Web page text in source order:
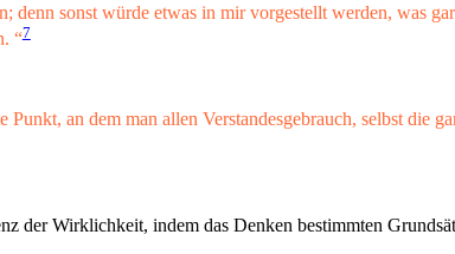
denn sonst würde etwas in mir vorgestellt werden, was
“7
an dem man allen Verstandesgebrauch, selbst die
der Wirklichkeit, indem das Denken bestimmten